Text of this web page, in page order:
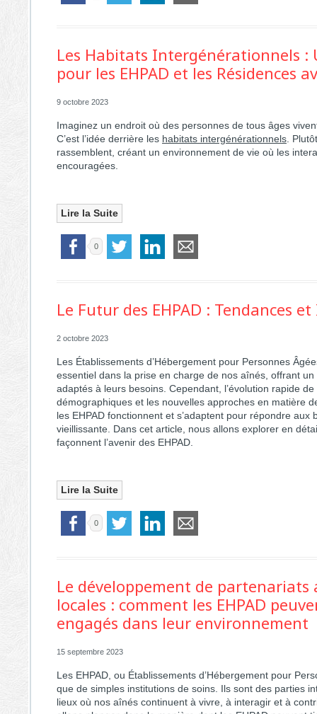
Les Habitats Intergénérationnels
pour les EHPAD et les Résidences
9 octobre 2023
Imaginez un endroit où des personnes de tous âges
C’est l’idée derrière les habitats intergénérationnels .
rassemblent, créant un environnement de vie où les
encouragées.
Lire la Suite
0
Le Futur des EHPAD : Tendances
2 octobre 2023
Les Établissements d’Hébergement pour Personnes
essentiel dans la prise en charge de nos aînés, offrant
adaptés à leurs besoins. Cependant, l’évolution rapide
démographiques et les nouvelles approches en matière
les EHPAD fonctionnent et s’adaptent pour répondre
vieillissante. Dans cet article, nous allons explorer en
façonnent l’avenir des EHPAD.
Lire la Suite
0
Le développement de partenariats
locales : comment les EHPAD
engagés dans leur environnement
15 septembre 2023
Les EHPAD, ou Établissements d’Hébergement pour
que de simples institutions de soins. Ils sont des parties
lieux où nos aînés continuent à vivre, à interagir et à